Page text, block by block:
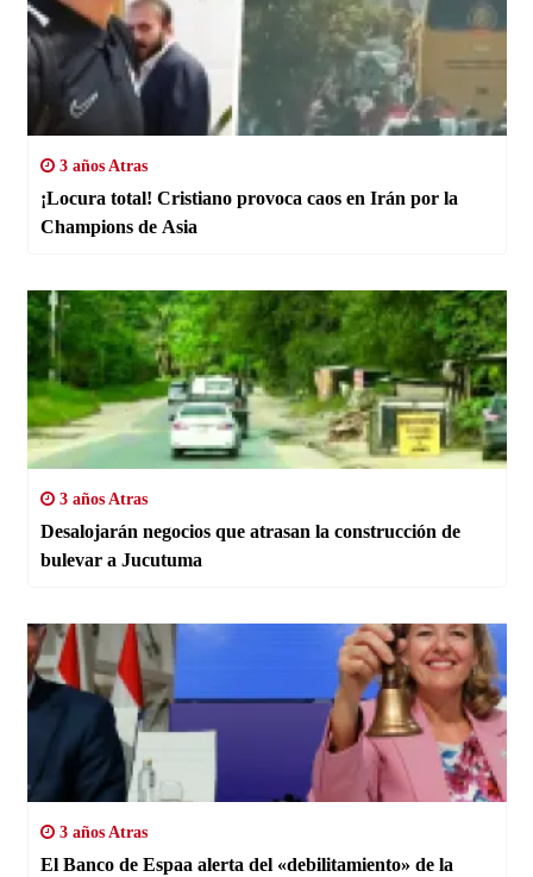
3 años Atras
¡Locura total! Cristiano provoca caos en Irán por la
Champions de Asia
3 años Atras
Desalojarán negocios que atrasan la construcción de
bulevar a Jucutuma
3 años Atras
El Banco de Espaa alerta del «debilitamiento» de la